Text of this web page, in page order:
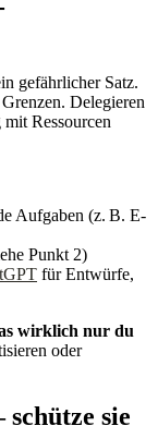
gefährlicher Satz.
Delegieren
Ressourcen
Aufgaben (z. B. E-
Punkt 2)
für Entwürfe,
wirklich nur du
oder
sie